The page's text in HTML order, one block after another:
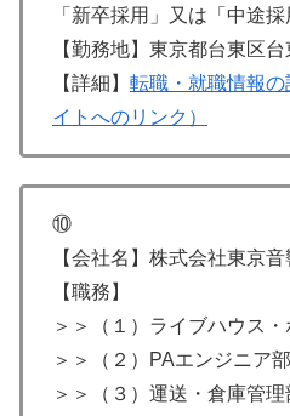
「新卒採用」又は「中途採
【勤務地】東京都台東区
【詳細】 転職・就職情報
イトへのリンク）
⑩
【会社名】株式会社東京
【職務】
＞＞（１）ライブハウス
＞＞（２）PAエンジニア
＞＞（３）運送・倉庫管理